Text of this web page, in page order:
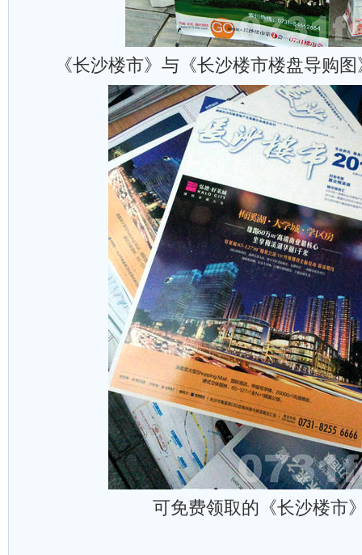
《长沙楼市》与《长沙楼市楼盘导购
可免费领取的《长沙楼市